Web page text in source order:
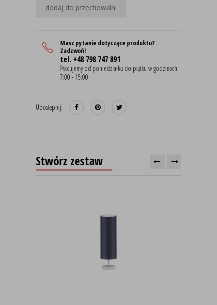
dodaj do przechowalni
Masz pytanie dotyczące produktu?
Zadzwoń!
tel. +48 798 747 891
Pracujemy od poniedziałku do piątku w godzinach
7:00 - 15:00
Udostępnij:
Stwórz zestaw